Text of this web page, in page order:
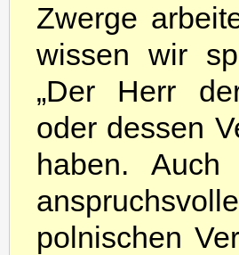
Zwerge
wissen wir
„Der Herr
oder dessen
haben.
polnischen